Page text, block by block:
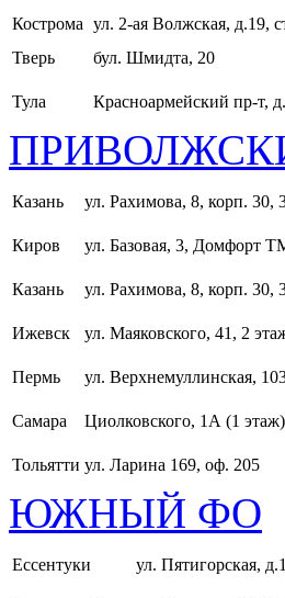
Кострома ул. 2-ая Волжская, д.19,
Тверь
бул. Шмидта, 20
Тула Красноармейский пр-т,
Казань ул. Рахимова, 8, корп. 30,
Киров ул. Базовая, 3, Домфорт
Казань ул. Рахимова, 8, корп. 30,
Ижевск ул. Маяковского, 41, 2
Пермь ул. Верхнемуллинская,
Самара Циолковского, 1А (1
Тольятти ул. Ларина 169, оф. 205
ЮЖНЫЙ ФО
Ессентуки ул. Пятигорская,